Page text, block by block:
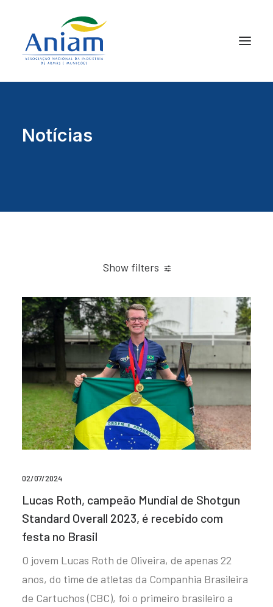
Notícias
Show filters
02/07/2024
Lucas Roth, campeão Mundial de Shotgun
Standard Overall 2023, é recebido com
festa no Brasil
O jovem Lucas Roth de Oliveira, de apenas 22
anos, do time de atletas da Companhia Brasileira
de Cartuchos (CBC), foi o primeiro brasileiro a